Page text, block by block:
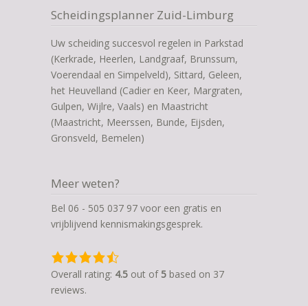
Scheidingsplanner Zuid-Limburg
Uw scheiding succesvol regelen in Parkstad
(Kerkrade, Heerlen, Landgraaf, Brunssum,
Voerendaal en Simpelveld), Sittard, Geleen,
het Heuvelland (Cadier en Keer, Margraten,
Gulpen, Wijlre, Vaals) en Maastricht
(Maastricht, Meerssen, Bunde, Eijsden,
Gronsveld, Bemelen)
Meer weten?
Bel 06 - 505 037 97 voor een gratis en
vrijblijvend kennismakingsgesprek.
4,5
rating
based
Overall rating: 4.5 out of 5 based on 37
reviews.